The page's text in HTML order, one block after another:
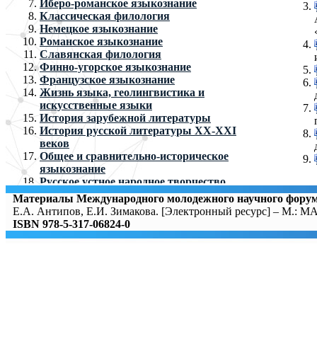
Иберо-романское языкознание
Классическая филология
Немецкое языкознание
Романское языкознание
Славянская филология
Финно-угорское языкознание
Французское языкознание
Жизнь языка, геолингвистика и
искусственные языки
История зарубежной литературы
История русской литературы ХХ-XXI
веков
Общее и сравнительно-историческое
языкознание
Русское устное народное творчество
Теоретическая и прикладная лингвистика
Теория дискурса и коммуникации
Теория литературы
Филологическое исследование переводов
Материалы Международного молодежного научного
Е.А. Антипов, Е.И. Зимакова. [Электронный ресурс] – М.:
ISBN 978-5-317-06824-0